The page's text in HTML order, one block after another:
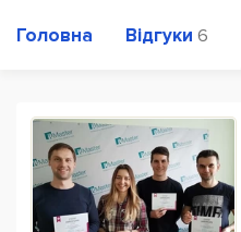
Головна Відгуки 6